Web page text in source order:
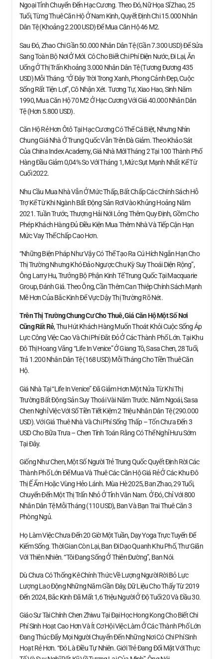
Ngoại Tỉnh Chuyển Đến Hạc Cương. Theo Đó, Nữ Họa Sĩ Zhao, 25
Tuổi, Từng Thuê Căn Hộ Ở Nam Kinh, Quyết Định Chi 15.000 Nhân
Dân Tệ (khoảng 2.200 USD) Để Mua Căn Hộ 46 M2.
Sau Đó, Zhao Chi Gần 50.000 Nhân Dân Tệ (gần 7.300 USD) Để Sửa
Sang Toàn Bộ Nơi Ở Mới. Cô Cho Biết Chi Phí Điện Nước, Đi Lại, Ăn
Uống Ở Thị Trấn Khoảng 3.000 Nhân Dân Tệ (tương Đương 435
USD) Mỗi Tháng. “Ở Đây Trời Trong Xanh, Phong Cảnh Đẹp, Cuộc
Sống Rất Tiện Lợi”, Cô Nhận Xét. Tương Tự, Xiao Hao, Sinh Năm
1990, Mua Căn Hộ 70 M2 Ở Hạc Cương Với Giá 40.000 Nhân Dân
Tệ (hơn 5.800 USD).
Căn Hộ Rẻ Hơn Ôtô Tại Hạc Cương Có Thể Cá Biệt, Nhưng Nhìn
Chung Giá Nhà Ở Trung Quốc Vẫn Trên Đà Giảm. Theo Khảo Sát
Của China Index Academy, Giá Nhà Mới Tháng 2 Tại 100 Thành Phố
Hàng Đầu Giảm 0,04% So Với Tháng 1, Mức Sụt Mạnh Nhất Kể Từ
Cuối 2022.
Nhu Cầu Mua Nhà Vẫn Ở Mức Thấp, Bất Chấp Các Chính Sách Hỗ
Trợ Kể Từ Khi Ngành Bất Động Sản Rơi Vào Khủng Hoảng Năm
2021. Tuần Trước, Thượng Hải Nới Lỏng Thêm Quy Định, Gồm Cho
Phép Khách Hàng Đủ Điều Kiện Mua Thêm Nhà Và Tiếp Cận Hạn
Mức Vay Thế Chấp Cao Hơn.
“Những Biện Pháp Như Vậy Có Thể Tạo Ra Cú Hích Ngắn Hạn Cho
Thị Trường Nhưng Khó Đảo Ngược Chu Kỳ Suy Thoái Diện Rộng”,
Ông Larry Hu, Trưởng Bộ Phận Kinh Tế Trung Quốc Tại Macquarie
Group, Đánh Giá. Theo Ông, Cần Thêm Can Thiệp Chính Sách Mạnh
Mẽ Hơn Của Bắc Kinh Để Vực Dậy Thị Trường Rõ Nét.
Trên Thị Trường Chung Cư Cho Thuê, Giá Căn HộMột Số Nơi
Cũng Rất Rẻ, Thu Hút Khách Hàng Muốn Thoát Khỏi Cuộc Sống Áp
Lực Công Việc Cao Và Chi Phí Đắt Đỏ Ở Các Thành Phố Lớn. Tại Khu
Đô Thị Hoang Vắng “Life In Venice” Ở Giang Tô, Sasa Chen, 28 Tuổi,
Trả 1.200 Nhân Dân Tệ (168 USD) Mỗi Tháng Cho Tiền Thuê Căn
Hộ.
Giá Nhà Tại “Life In Venice” Đã Giảm Hơn Một Nửa Từ Khi Thị
Trường Bất Động Sản Suy Thoái Vài Năm Trước. Năm Ngoái, Sasa
Chen Nghỉ Việc Với Số Tiền Tiết Kiệm 2 Triệu Nhân Dân Tệ (290.000
USD). Với Giá Thuê Nhà Và Chi Phí Sống Thấp – Tốn Chưa Đến 3
USD Cho Bữa Trưa – Chen Tính Toán Rằng Có Thể Nghỉ Hưu Sớm
Tại Đây.
Giống Như Chen, Một Số Người Trẻ Trung Quốc Quyết Định Rời Các
Thành Phố Lớn Để Mua Và Thuê Các Căn Hộ Giá Rẻ Ở Các Khu Đô
Thị Ế Ẩm Hoặc Vùng Hẻo Lánh. Mùa Hè 2025, Ban Zhao, 29 Tuổi,
Chuyển Đến Một Thị Trấn Nhỏ Ở Tỉnh Vân Nam. Ở Đó, Chỉ Với 800
Nhân Dân Tệ Mỗi Tháng (110 USD), Ban Và Bạn Trai Thuê Căn 3
Phòng Ngủ.
Họ Làm Việc Chưa Đến 20 Giờ Một Tuần, Dạy Yoga Trực Tuyến Để
Kiếm Sống. Thời Gian Còn Lại, Ban Đi Dạo Quanh Khu Phố, Thư Giãn
Với Thiên Nhiên. “Tôi Đang Sống Ở Thiên Đường”, Ban Nói.
Dù Chưa Có Thống Kê Chính Thức Về Lượng Người Rời Bỏ Lực
Lượng Lao Động Những Năm Gần Đây, Dữ Liệu Cho Thấy Từ 2019
Đến 2024, Bắc Kinh Đã Mất 1,6 Triệu Người Ở Độ Tuổi 20 Và Đầu 30.
Giáo Sư Tài Chính Chen Zhiwu Tại Đại Học Hong Kong Cho Biết Chi
Phí Sinh Hoạt Cao Hơn Và Ít Cơ Hội Việc Làm Ở Các Thành Phố Lớn
Đang Thúc Đẩy Mọi Người Chuyển Đến Những Nơi Có Chi Phí Sinh
Hoạt Rẻ Hơn. “Đó Là Điều Tự Nhiên. Giới Trẻ Đang Đối Mặt Với Thực